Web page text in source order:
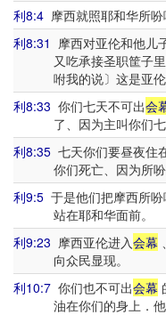
利8:4 摩西就照耶和华所
利8:31 摩西对亚伦和他儿
又吃承接圣职筐子
咐我的说〕这是亚
利8:33 你们七天不可出会
了、因为主叫你们七
利8:35 七天你们要昼夜住
你们死亡、因为所
利9:5 于是他们把摩西所
站在耶和华面前。
利9:23 摩西亚伦进入会幕
向众民显现。
利10:7 你们也不可出会幕
油在你们的身上．